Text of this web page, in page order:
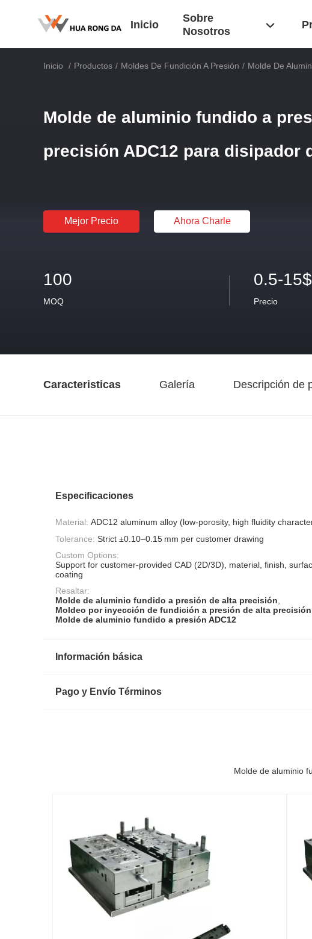
Inicio
Sobre
Nosotros
Inicio / Productos / Moldes De Fundición A Presión / Molde De
Molde de aluminio fundido a
precisión ADC12 para disipador
Mejor Precio Ahora Charle
100
MOQ
0.5-15$
Precio
Caracteristicas Galería Descripción de
Especificaciones
Material: ADC12 aluminum alloy (low-porosity, high fluidity
Tolerance: Strict ±0.10–0.15 mm per customer drawing
Custom Options:
Support for customer‑provided CAD (2D/3D), material, finish,
coating
Resaltar:
Molde de aluminio fundido a presión de alta precisión
Moldeo por inyección de fundición a presión de alta precisión
Molde de aluminio fundido a presión ADC12
Información básica
Pago y Envío Términos
Molde de aluminio